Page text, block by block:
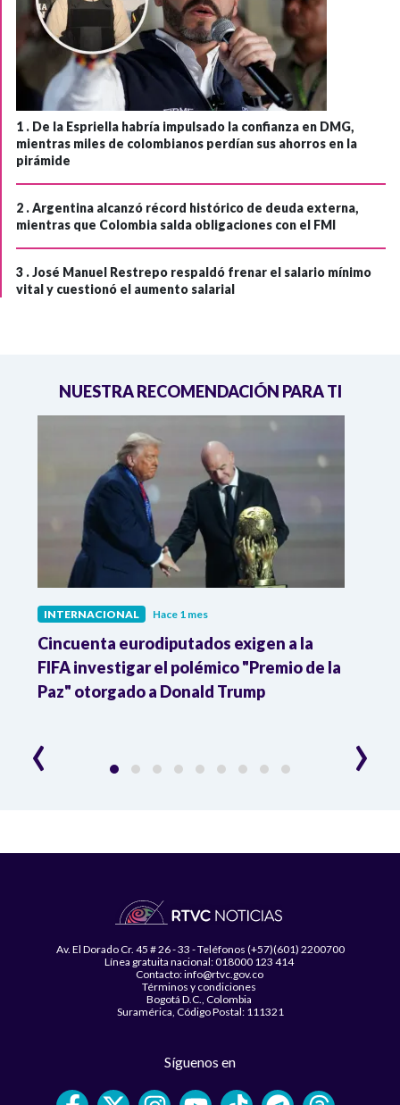
1 . De la Espriella habría impulsado la confianza en DMG,
mientras miles de colombianos perdían sus ahorros en la
pirámide
2 .Argentina alcanzó récord histórico de deuda externa,
mientras que Colombia salda obligaciones con el FMI
3 .José Manuel Restrepo respaldó frenar el salario mínimo
vital y cuestionó el aumento salarial
NUESTRA RECOMENDACIÓN PARA TI
INTERNACIONAL Hace 1 mes
Cincuenta eurodiputados exigen a la
FIFA investigar el polémico "Premio de la
Paz" otorgado a Donald Trump
‹ ›
Av. El Dorado Cr. 45 # 26 - 33 - Teléfonos (+57)(601) 2200700
Línea gratuita nacional: 018000 123 414
Contacto: info@rtvc.gov.co
Términos y condiciones
Bogotá D.C., Colombia
Suramérica, Código Postal: 111321
Síguenos en